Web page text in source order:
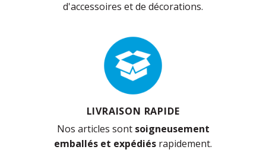
d'accessoires et de décorations.
LIVRAISON RAPIDE
Nos articles sont soigneusement
emballés et expédiés rapidement.